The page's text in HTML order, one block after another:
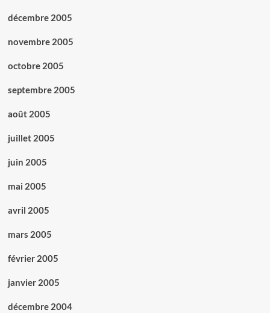
décembre 2005
novembre 2005
octobre 2005
septembre 2005
août 2005
juillet 2005
juin 2005
mai 2005
avril 2005
mars 2005
février 2005
janvier 2005
décembre 2004